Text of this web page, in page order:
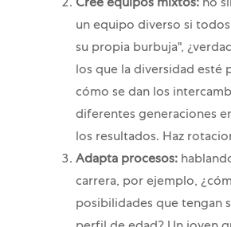
Cree equipos mixtos:no
un equipo diverso si
su propia burbuja",
los que la diversidad esté
cómo se dan los
diferentes generaciones
los resultados. Haz
Adapta procesos:
carrera, por ejemplo,
posibilidades que tengan